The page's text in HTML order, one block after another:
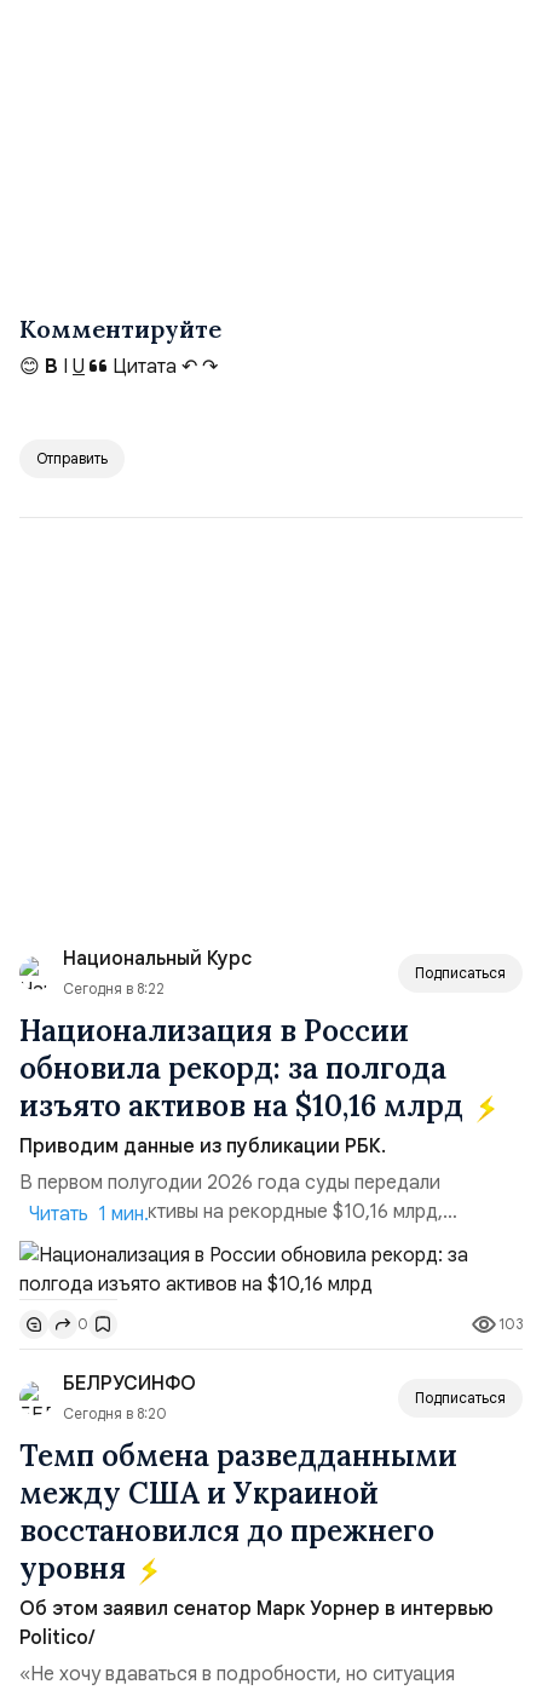
Комментируйте
😊 B I U Цитата ↶ ↷
Отправить
Национальный Курс
Сегодня в 8:22
Подписаться
Национализация в России
обновила рекорд: за полгода
изъято активов на $10,16 млрд
Приводим данные из публикации РБК.
В первом полугодии 2026 года суды передали
государству активы на рекордные $10,16 млрд,
подсчитали аналитики AK&M. Это в 2,5 раза больше,
чем за аналогичный период 2025 года ($3,95 млрд).
Всего зафиксировано 15 национализационных
транзакций, которые обеспечили 42,2% денежного
объёма всего российского рынка слияний и
поглощений. Крупнейшей ...
Читать 1 мин.
0 103
БЕЛРУСИНФО
Сегодня в 8:20
Подписаться
Темп обмена разведданными
между США и Украиной
восстановился до прежнего
уровня
Об этом заявил сенатор Марк Уорнер в интервью
Politico/
«Не хочу вдаваться в подробности, но ситуация